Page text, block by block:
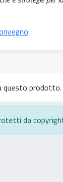
questo prodotto.
da